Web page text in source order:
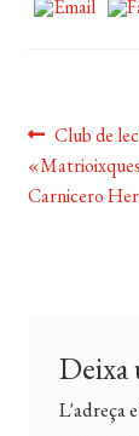
Entrada
anterior:
Club de
Carnicero
Deixa
L'adreça